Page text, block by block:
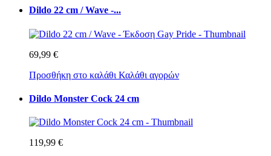
Dildo 22 cm / Wave -...
69,99 €
Προσθήκη στο καλάθι Καλάθι αγορών
Dildo Monster Cock 24 cm
119,99 €